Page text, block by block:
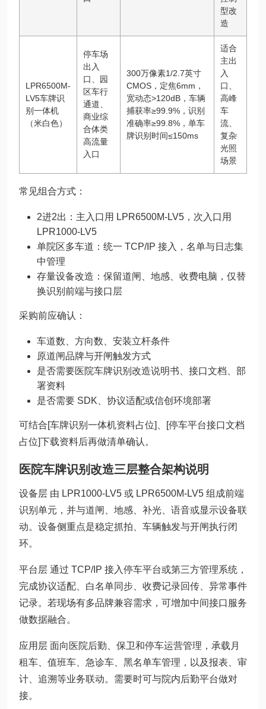
型改
造
LPR6500M-
LV5车牌识
别一体机
（米白色）
停车场
出入
口、园
区车行
通道、
商业综
合体类
高流量
入口
300万像素1/2.7英寸
CMOS，定焦6mm，
宽动态>120dB，车辆
捕获率≥99.9%，识别
准确率≥99.8%，单车
牌识别时间≤150ms
适合
主出
入
口、
高峰
车
流、
复杂
光照
场景
常见组合方式：
2进2出：主入口用 LPR6500M-LV5，次入口用
LPR1000-LV5
单院区多车道：统一 TCP/IP 接入，名单与日志集
中管理
存量设备改造：保留道闸、地感、收费电脑，仅替
换识别前端与接口层
采购前应确认：
车道数、方向数、安装立杆条件
原道闸品牌与开闸触发方式
是否需要医院车牌识别改造说明书、接口文档、部
署资料
是否需要 SDK、协议适配或信创环境部署
可结合[车牌识别一体机资料占位]、[停车平台接口文档
占位]下载资料后再做清单确认。
医院车牌识别改造三层整合架构说明
设备层 由 LPR1000-LV5 或 LPR6500M-LV5 组成前端
识别单元，并与道闸、地感、补光、语音或显示设备联
动。设备侧重点是稳定抓拍、车辆触发与开闸执行闭
环。
平台层 通过 TCP/IP 接入停车平台或第三方管理系统，
完成协议适配、白名单同步、收费记录回传、异常事件
记录。若现场有多品牌兼容需求，可增加中间接口服务
做数据融合。
应用层 面向医院后勤、保卫和停车运营管理，承载月
租车、值班车、急诊车、黑名单车管理，以及报表、审
计、追溯等业务联动。需要时可与院内后勤平台做对
接。